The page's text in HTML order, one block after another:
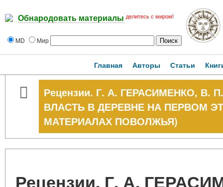
Обнародовать материалы делитесь с миром!
MD Мир
Главная Авторы Статьи
Рецензии. Г. А. ГЕРАСИМЕНКО,
ВЛАСТЬ В ДЕРЕВНЕ НА ПЕРВОМ
МАТЕРИАЛАХ ПОВОЛЖЬЯ)
Рецензии. Г. А.